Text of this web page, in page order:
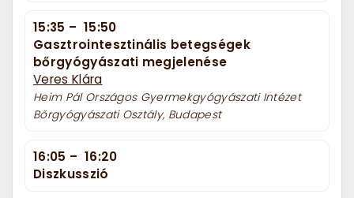
15:35 – 15:50
Gasztrointesztinális betegségek
bőrgyógyászati megjelenése
Veres Klára
Heim Pál Országos Gyermekgyógyászati Intézet
Bőrgyógyászati Osztály, Budapest
16:05 – 16:20
Diszkusszió